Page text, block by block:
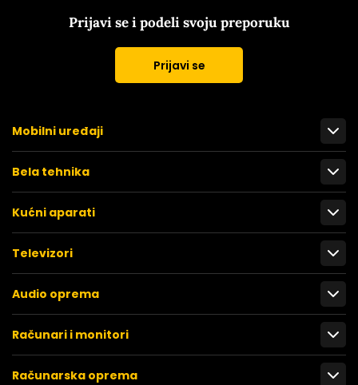
Prijavi se i podeli svoju preporuku
Prijavi se
Mobilni uređaji
Bela tehnika
Kućni aparati
Televizori
Audio oprema
Računari i monitori
Računarska oprema